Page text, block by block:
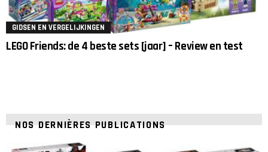
GIDSEN EN VERGELIJKINGEN
LEGO Friends: de 4 beste sets [jaar] – Review en test
NOS DERNIÈRES PUBLICATIONS